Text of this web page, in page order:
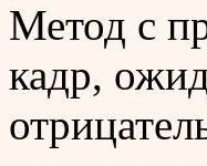
Метод с
кадр,